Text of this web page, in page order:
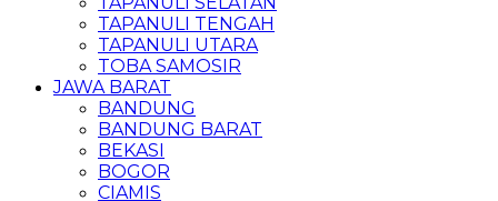
TAPANULI TENGAH
TAPANULI UTARA
TOBA SAMOSIR
JAWA BARAT
BANDUNG
BANDUNG BARAT
BEKASI
BOGOR
CIAMIS